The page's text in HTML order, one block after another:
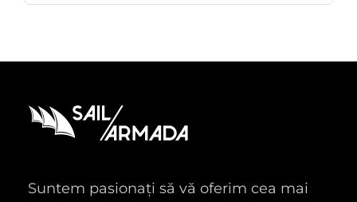
Suntem pasionați să vă oferim cea mai